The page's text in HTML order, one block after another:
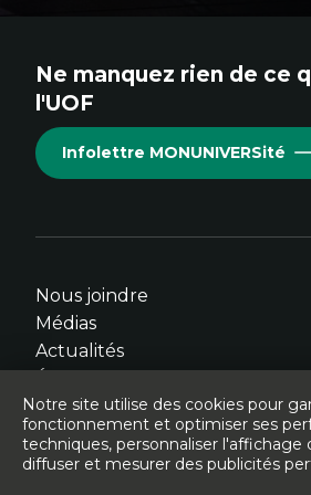
Cet
s'ouvrira
dans
fenêtre.
Cet
s'ouvrira
dans
fenêtre.
Cet
s'ouvrira
dans
fenêtre.
Cet
dans
Cet
Ne manquez rien de ce
l'UOF
Infolettre MONUNIVERSité
Nous joindre
Médias
Actualités
© Université de l'Ontario
Notre site utilise des cookies pour
fonctionnement et optimiser ses
techniques, personnaliser l'affichage
diffuser et mesurer des publicités